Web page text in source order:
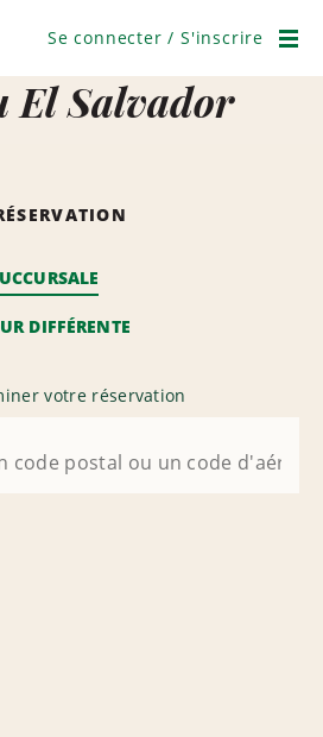
Se connecter / S'inscrire
El Salvador
DIFFÉRENTE
votre réservation